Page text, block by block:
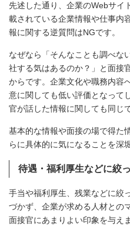
先述した通り、企業のWebサイ
載されている企業情報や仕事内
報に関する逆質問はNGです。
なぜなら「そんなことも調べな
社する気はあるのか？」と面接
からです。企業文化や職務内容
意に関しても低い評価となって
官が話した情報に関しても同じで
基本的な情報や面接の場で得た
らに具体的に気になることを深
待遇・福利厚生などに絞
手当や福利厚生、残業などに絞
づかず、企業が求める人材との
面接官にあまりよい印象を与え